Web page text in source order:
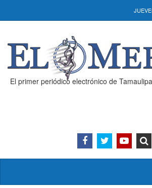
El primer periódico electrónico de